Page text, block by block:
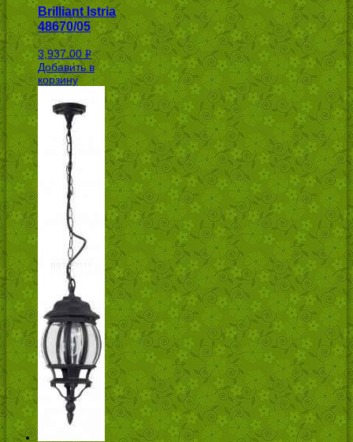
Brilliant Istria
48670/05
3,937.00Р
УБ.
Добавить в
корзину